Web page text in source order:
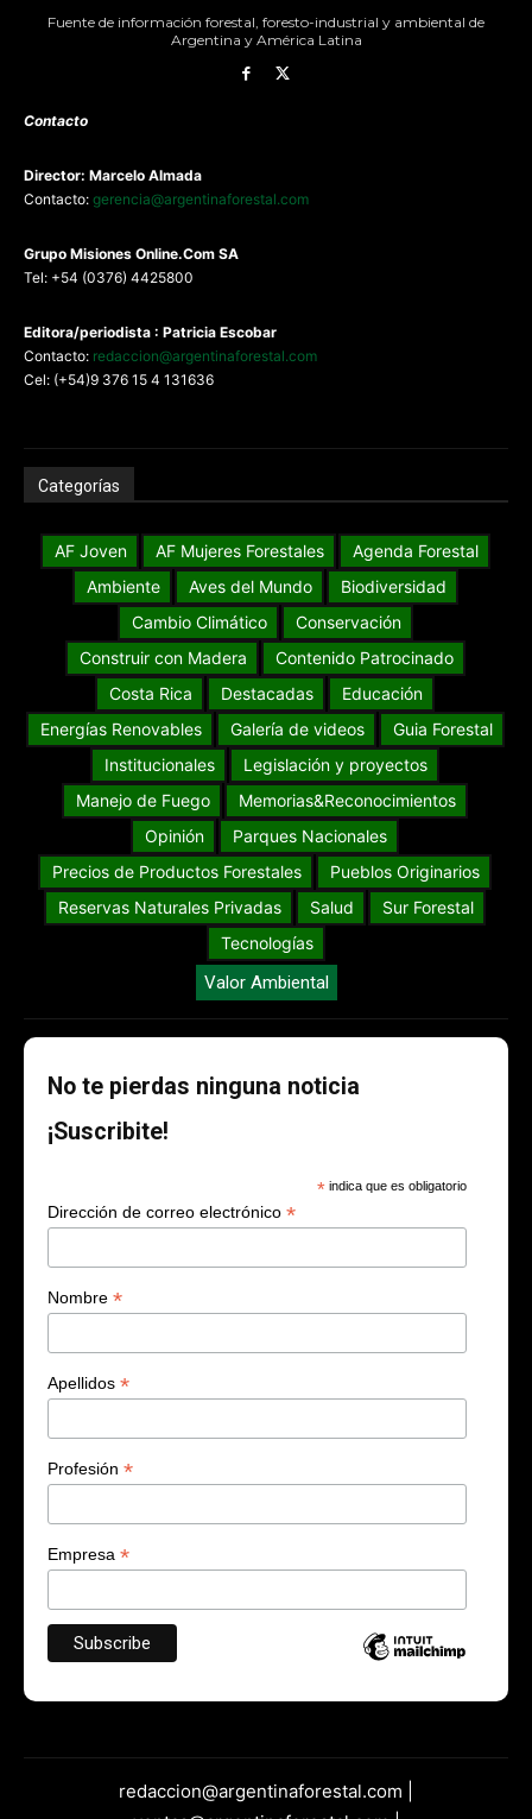
Fuente de información forestal, foresto-industrial y ambiental de
Argentina y América Latina
Contacto
Director: Marcelo Almada
Contacto: gerencia@argentinaforestal.com
Grupo Misiones Online.Com SA
Tel: +54 (0376) 4425800
Editora/periodista : Patricia Escobar
Contacto: redaccion@argentinaforestal.com
Cel: (+54)9 376 15 4 131636
Categorías
AF Joven AF Mujeres Forestales
Agenda Forestal
Ambiente
Aves del Mundo
Biodiversidad
Cambio Climático
Conservación
Construir con Madera
Contenido Patrocinado
Costa Rica
Destacadas
Educación
Energías Renovables
Galería de videos
Guia Forestal
Institucionales
Legislación y proyectos
Manejo de Fuego
Memorias&Reconocimientos
Opinión
Parques Nacionales
Precios de Productos Forestales
Pueblos Originarios
Reservas Naturales Privadas
Salud
Sur Forestal
Tecnologías
Valor Ambiental
No te pierdas ninguna noticia
¡Suscribite!
* indica que es obligatorio
Dirección de correo electrónico *
Nombre *
Apellidos *
Profesión *
Empresa *
redaccion@argentinaforestal.com |